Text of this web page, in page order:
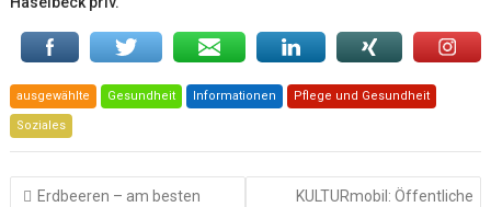
ausgewählte Gesundheit Informationen Pflege und Gesundheit
Soziales
Beitragsnavigation
Erdbeeren – am besten
KULTURmobil: Öffentliche